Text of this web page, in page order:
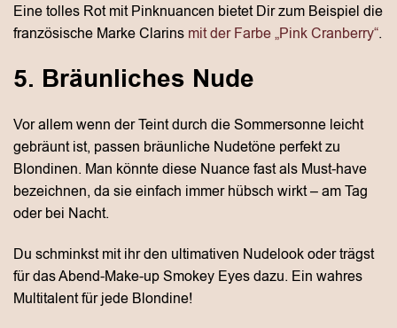
Eine tolles Rot mit Pinknuancen bietet Dir zum Beispiel die
französische Marke Clarins mit der Farbe „Pink Cranberry“.
5. Bräunliches Nude
Vor allem wenn der Teint durch die Sommersonne leicht
gebräunt ist, passen bräunliche Nudetöne perfekt zu
Blondinen. Man könnte diese Nuance fast als Must-have
bezeichnen, da sie einfach immer hübsch wirkt – am Tag
oder bei Nacht.
Du schminkst mit ihr den ultimativen Nudelook oder trägst
für das Abend-Make-up Smokey Eyes dazu. Ein wahres
Multitalent für jede Blondine!